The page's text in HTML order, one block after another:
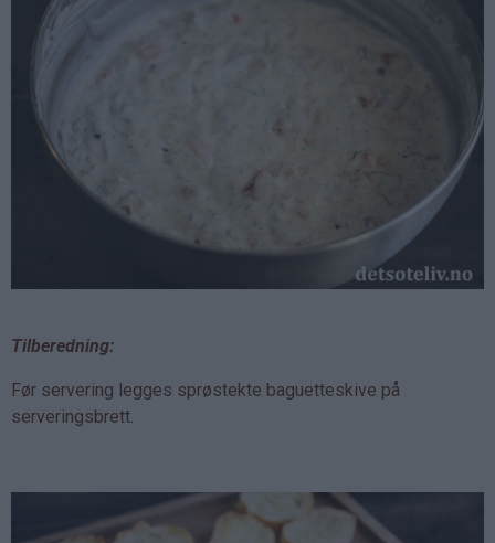
Tilberedning:
Før servering legges sprøstekte baguetteskive på
serveringsbrett.